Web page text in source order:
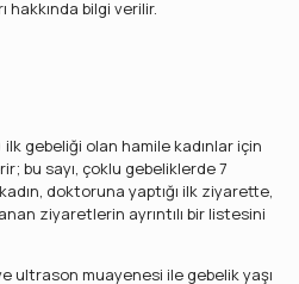
hakkında bilgi verilir.
gebeliği olan hamile kadınlar için
bu sayı, çoklu gebeliklerde 7
doktoruna yaptığı ilk ziyarette,
ziyaretlerin ayrıntılı bir listesini
ultrason muayenesi ile gebelik yaşı